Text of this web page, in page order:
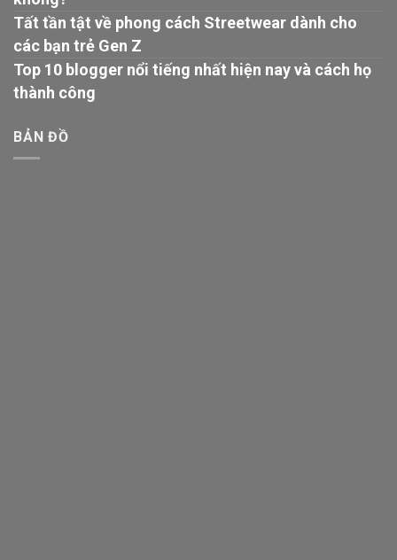
Tất tần tật về phong cách Streetwear dành cho
các bạn trẻ Gen Z
Top 10 blogger nổi tiếng nhất hiện nay và cách họ
thành công
BẢN ĐỒ